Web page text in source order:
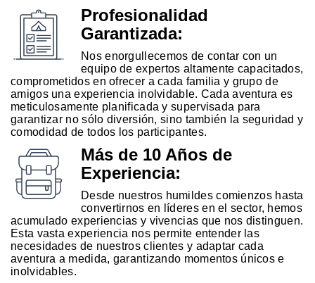
Profesionalidad
Garantizada:
Nos enorgullecemos de contar con un
equipo de expertos altamente capacitados,
comprometidos en ofrecer a cada familia y grupo de
amigos una experiencia inolvidable. Cada aventura es
meticulosamente planificada y supervisada para
garantizar no sólo diversión, sino también la seguridad y
comodidad de todos los participantes.
Más de 10 Años de
Experiencia:
Desde nuestros humildes comienzos hasta
convertirnos en líderes en el sector, hemos
acumulado experiencias y vivencias que nos distinguen.
Esta vasta experiencia nos permite entender las
necesidades de nuestros clientes y adaptar cada
aventura a medida, garantizando momentos únicos e
inolvidables.